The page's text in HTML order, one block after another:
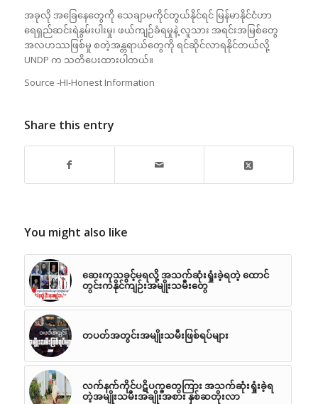
အခုလို အခြေနေတွေကို သေချာမကိုင်တွယ်နိုင်ရင် မြန်မာနိုင်ငံဟာ
ရေရှည်ဆင်းရဲနွမ်းပါးမှု၊ ဖယ်ကျဉ်ခံရမှုနဲ့ လူသား အရင်းအမြစ်တွေ
အလဟဿဖြစ်မှု စတဲ့အန္တရာယ်တွေကို ရင်ဆိုင်လာရနိုင်တယ်လို့
UNDP က သတိပေးထားပါတယ်။
Source -HI-Honest Information
Share this entry
You might also like
ဆေးကုသခွင့်မရလို့ အသက်ဆုံးရှုံးခဲ့ရတဲ့ ထောင်
တွင်းကနိုင်ကျဉ်းအမျိုးသမီးတွေ
တပတ်အတွင်းအမျိုးသမီးဖြစ်ရပ်များ
လက်နက်ကိုင်ပဋိပက္ခတွေကြား အသက်ဆုံးရှုံးခဲ့ရ
တဲ့အမျိုးသမီးအချိုးအစား နှစ်ဆတိုးလာ